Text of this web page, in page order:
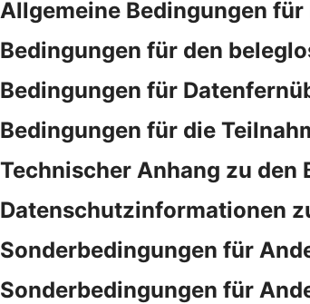
Allgemeine Bedingungen
Bedingungen für den
Bedingungen für
Bedingungen für die
Technischer Anhang zu den
Datenschutzinformationen
Sonderbedingungen für
Sonderbedingungen für